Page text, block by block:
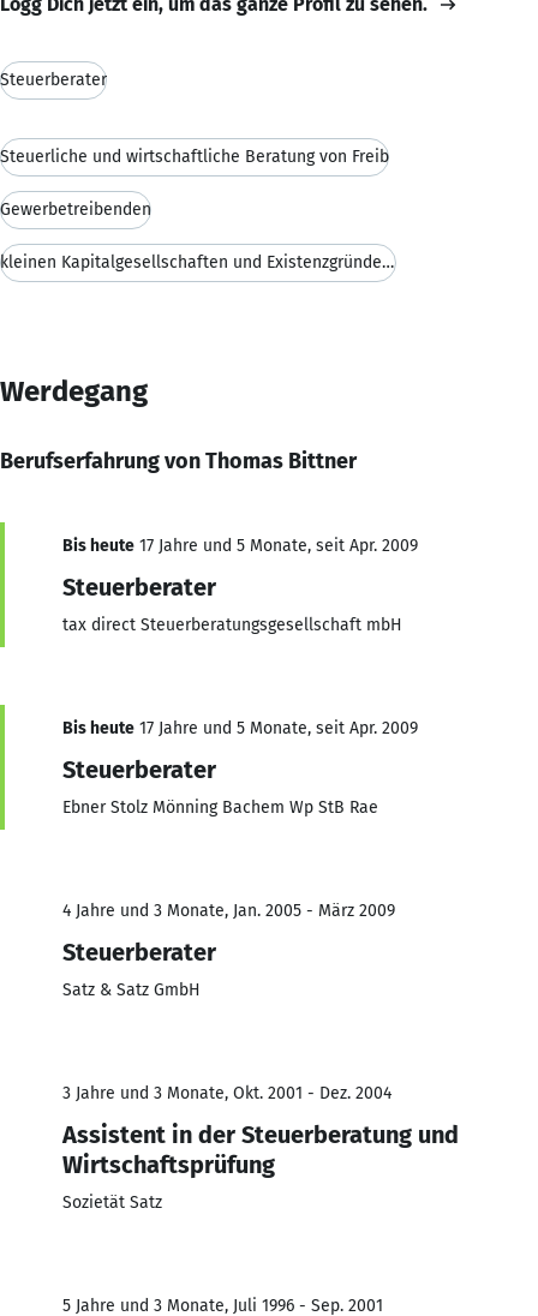
Steuerberater
Steuerliche und wirtschaftliche Beratung von Freib
Gewerbetreibenden
kleinen Kapitalgesellschaften und Existenzgründern
Werdegang
Berufserfahrung von Thomas Bittner
Bis heute 17 Jahre und 5 Monate, seit Apr. 2009
Steuerberater
tax direct Steuerberatungsgesellschaft mbH
Bis heute 17 Jahre und 5 Monate, seit Apr. 2009
Steuerberater
Ebner Stolz Mönning Bachem Wp StB Rae
4 Jahre und 3 Monate, Jan. 2005 - März 2009
Steuerberater
Satz & Satz GmbH
3 Jahre und 3 Monate, Okt. 2001 - Dez. 2004
Assistent in der Steuerberatung und
Wirtschaftsprüfung
Sozietät Satz
5 Jahre und 3 Monate, Juli 1996 - Sep. 2001